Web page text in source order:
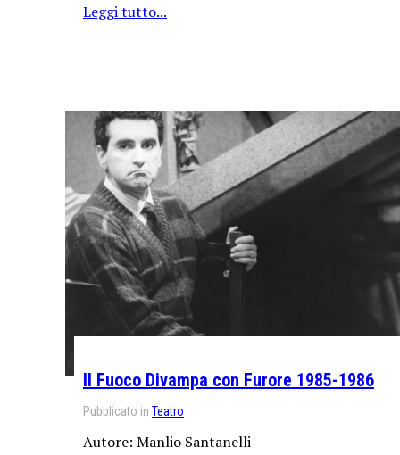
Leggi tutto...
Il Fuoco Divampa con Furore 1985-1986
Pubblicato in Teatro
Autore: Manlio Santanelli